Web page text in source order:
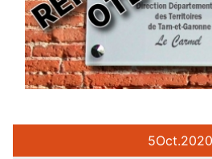
5Oct.2020